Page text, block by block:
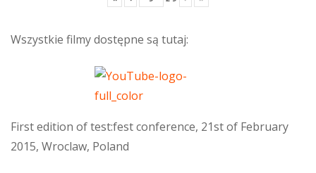
Wszystkie filmy dostępne są tutaj:
First edition of test:fest conference, 21st of February
2015, Wroclaw, Poland